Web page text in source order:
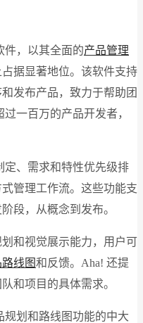
件，以其全面的产品管理
据显著地位。该软件支持
发布产品，致力于帮助团
一百万的产品开发者，
定、需求和特性优先级排
管理工作流。这些功能支
段，从概念到发布。
和视觉展示能力，用户可
线图和反馈。Aha! 还提
和项目的具体需求。
规划和路线图功能的中大